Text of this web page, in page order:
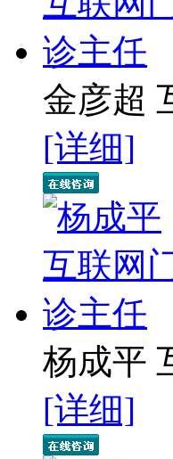
金彦超
[详细]
杨成平
[详细]